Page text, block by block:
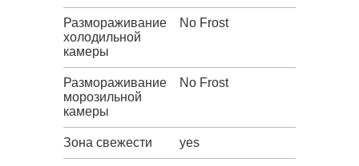
Размораживание
холодильной
камеры
No Frost
Размораживание
морозильной
камеры
No Frost
Зона свежести yes